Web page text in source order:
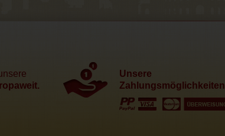
Unsere
Zahlungsmöglichkeiten